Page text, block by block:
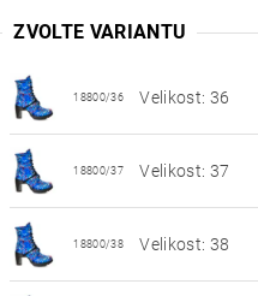
ZVOLTE VARIANTU
18800/36 Velikost: 36
18800/37 Velikost: 37
18800/38 Velikost: 38